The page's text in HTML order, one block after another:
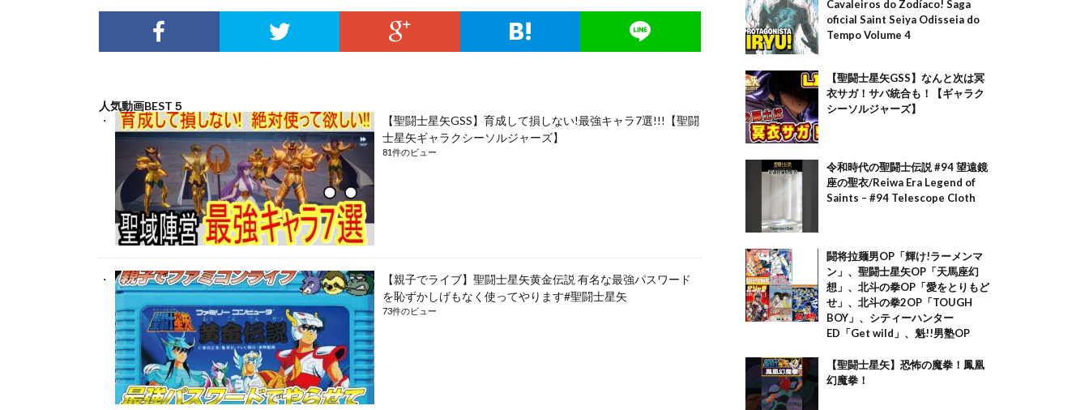
人気動画BEST５
【聖闘士星矢GSS】育成して損しない!最強キャラ7選!!!【聖闘
士星矢ギャラクシーソルジャーズ】
81件のビュー
【親子でライブ】聖闘士星矢黄金伝説 有名な最強パスワード
を恥ずかしげもなく使ってやります#聖闘士星矢
73件のビュー
Cavaleiros do Zodíaco! Saga
oficial Saint Seiya Odisseia do
Tempo Volume 4
【聖闘士星矢GSS】なんと次は冥
衣サガ！サバ統合も！【ギャラク
シーソルジャーズ】
令和時代の聖闘士伝説 #94 望遠鏡
座の聖衣/Reiwa Era Legend of
Saints – #94 Telescope Cloth
闘将拉麺男OP「輝け!ラーメンマ
ン」、聖闘士星矢OP「天馬座幻
想」、北斗の拳OP「愛をとりもど
せ」、北斗の拳2OP「TOUGH
BOY」、シティーハンター
ED「Get wild」、魁!!男塾OP
【聖闘士星矢】恐怖の魔拳！鳳凰
幻魔拳！